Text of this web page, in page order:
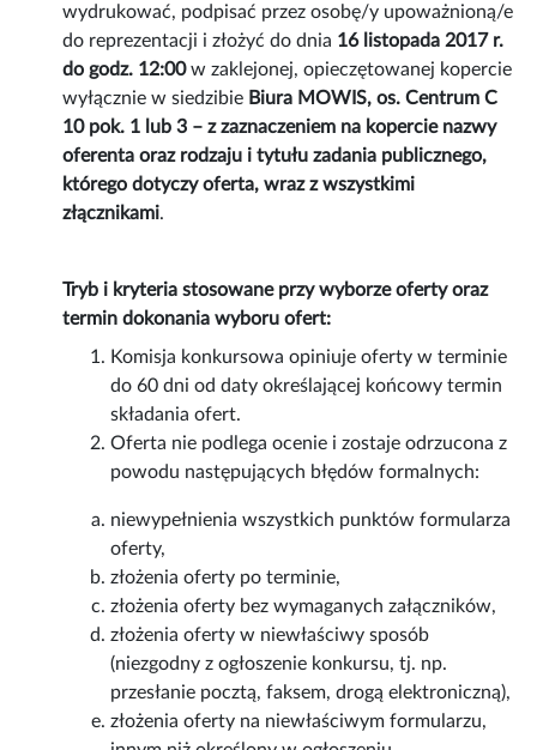
wydrukować, podpisać przez osobę/y upoważnioną/e
do reprezentacji i złożyć do dnia 16 listopada 2017 r.
do godz. 12:00w zaklejonej, opieczętowanej kopercie
wyłącznie w siedzibie Biura MOWIS, os. Centrum C
10 pok. 1 lub 3 – z zaznaczeniem na kopercie nazwy
oferenta oraz rodzaju i tytułu zadania publicznego,
którego dotyczy oferta, wraz z wszystkimi
złącznikami.
Tryb i kryteria stosowane przy wyborze oferty oraz
termin dokonania wyboru ofert:
Komisja konkursowa opiniuje oferty w terminie
do 60 dni od daty określającej końcowy termin
składania ofert.
Oferta nie podlega ocenie i zostaje odrzucona z
powodu następujących błędów formalnych:
niewypełnienia wszystkich punktów formularza
oferty,
złożenia oferty po terminie,
złożenia oferty bez wymaganych załączników,
złożenia oferty w niewłaściwy sposób
(niezgodny z ogłoszenie konkursu, tj. np.
przesłanie pocztą, faksem, drogą elektroniczną),
złożenia oferty na niewłaściwym formularzu,